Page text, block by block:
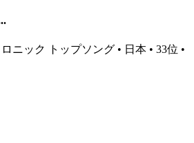
ニック トップソング • 日本 • 33位 •